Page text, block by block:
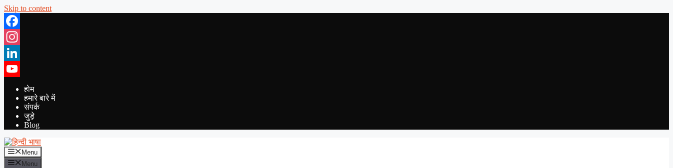
Skip to content
Facebook
Instagram
LinkedIn
YouTube
होम
हमारे बारे में
संपर्क
जुड़े
Blog
Menu
Menu